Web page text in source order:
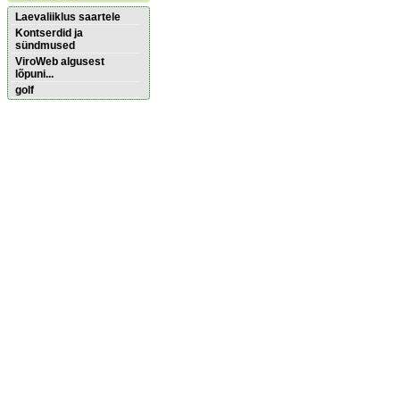
Laevaliiklus saartele
Kontserdid ja
sündmused
ViroWeb algusest
lõpuni...
golf